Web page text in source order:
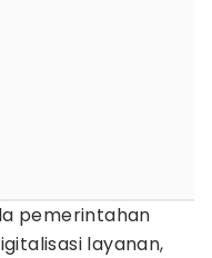
pemerintahan
layanan,